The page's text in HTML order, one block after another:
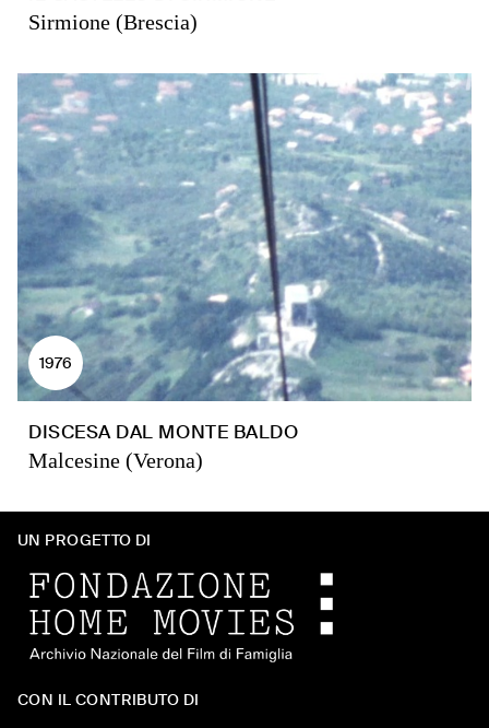
Sirmione (Brescia)
1976
DISCESA DAL MONTE BALDO
Malcesine (Verona)
UN PROGETTO DI
CON IL CONTRIBUTO DI